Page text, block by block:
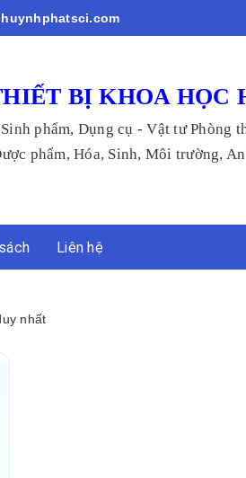
BỊ KHOA HỌC
phẩm, Dụng cụ - Vật tư Phòng
Hóa, Sinh, Môi trường, An
Liên hệ
nhất